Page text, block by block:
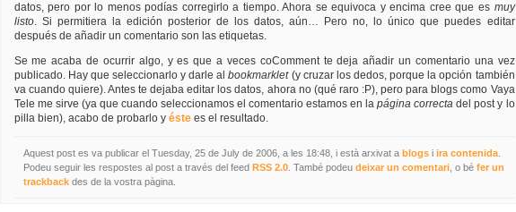
datos, pero por lo menos podías corregirlo a tiempo. Ahora se equivoca y encima cree que es muy
listo. Si permitiera la edición posterior de los datos, aún… Pero no, lo único que puedes editar
después de añadir un comentario son las etiquetas.
Se me acaba de ocurrir algo, y es que a veces coComment te deja añadir un comentario una vez
publicado. Hay que seleccionarlo y darle albookmarklet(y cruzar los dedos, porque la opción también
va cuando quiere). Antes te dejaba editar los datos, ahora no (qué raro :P), pero para blogs como Vaya
Tele me sirve (ya que cuando seleccionamos el comentario estamos en lapágina correcta del post y lo
pilla bien), acabo de probarlo y éstees el resultado.
Aquest post es va publicar el Tuesday, 25 de July de 2006, a les 18:48, i està arxivat a blogsi ira contenida.
Podeu seguir les respostes al post a través del feed RSS 2.0. També podeu deixar un comentari, o bé fer un
trackbackdes de la vostra pàgina.